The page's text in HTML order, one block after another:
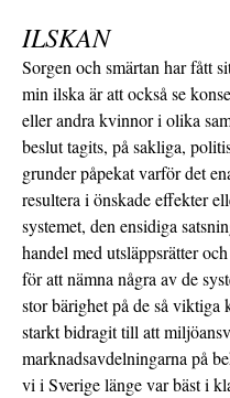
ILSKAN
Sorgen och smärtan har fått
min ilska är att också se
eller andra kvinnor i olika
beslut tagits, på sakliga,
grunder påpekat varför det
resultera i önskade effekter
systemet, den ensidiga
handel med utsläppsrätter
för att nämna några av de
stor bärighet på de så
starkt bidragit till att
marknadsavdelningarna på
vi i Sverige länge var bäst i